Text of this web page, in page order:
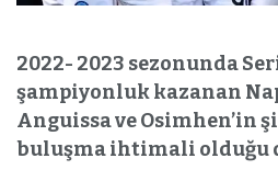
2022- 2023 sezonunda
şampiyonluk kazanan
Anguissa ve Osimhen’in
buluşma ihtimali olduğu